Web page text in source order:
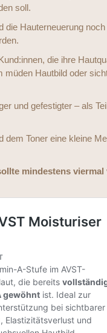
soll.
die Hauterneuerung
die ihre
Hautbild oder
und gefestigter – als
dem Toner eine kleine
mindestens